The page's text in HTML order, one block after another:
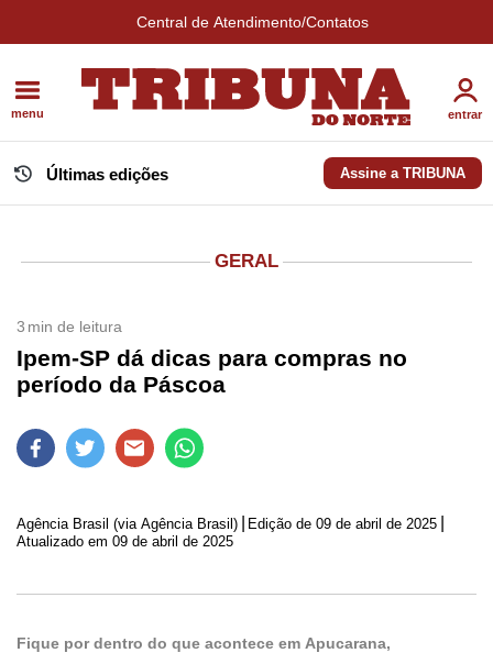
Central de Atendimento/Contatos
menu entrar
Últimas edições Assine a TRIBUNA
GERAL
3 min de leitura
Ipem-SP dá dicas para compras no
período da Páscoa
Agência Brasil (via Agência Brasil) Edição de 09 de abril de 2025
Atualizado em 09 de abril de 2025
Fique por dentro do que acontece em Apucarana,